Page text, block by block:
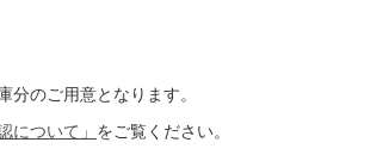
のご用意となります。
について」 をご覧ください。